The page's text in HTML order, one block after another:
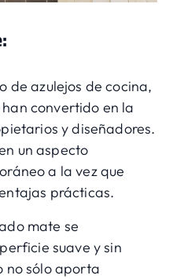
de azulejos de cocina,
convertido en la
y diseñadores.
un aspecto
a la vez que
prácticas.
mate se
suave y sin
no sólo aporta